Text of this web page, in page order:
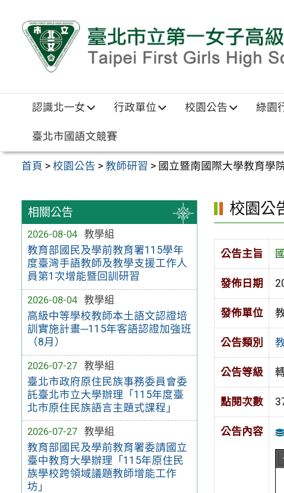
認識北一女 行政單位 校園公告 綠園
臺北市國語文競賽
首頁 >校園公告 >教師研習 > 國立暨南國際大學教育學
相關公告
2026-08-04
教學組
教育部國民及學前教育署115學年
度臺灣手語教師及教學支援工作人
員第1次增能暨回訓研習
2026-08-04
教學組
高級中等學校教師本土語文認證培
訓實施計畫─115年客語認證加強班
（8月）
2026-07-27
教學組
臺北市政府原住民族事務委員會委
託臺北市立大學辦理「115年度臺
北市原住民族語言主題式課程」
2026-07-27
教學組
教育部國民及學前教育署委請國立
臺中教育大學辦理「115年原住民
族學校跨領域議題教師增能工作
坊」
校園公
公告主旨
發佈日期
發佈單位
公告類別
公告等級
點閱次數
公告內容